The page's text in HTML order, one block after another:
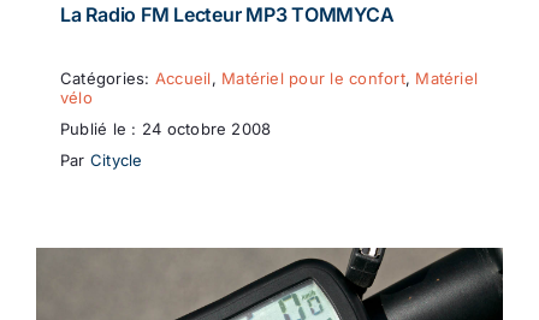
La Radio FM Lecteur MP3 TOMMYCA
Catégories: Accueil, Matériel pour le confort, Matériel
vélo
Publié le : 24 octobre 2008
Par Citycle